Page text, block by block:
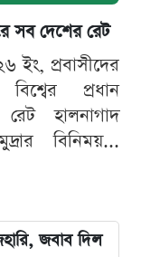
সব দেশের রেট
প্রবাসীদের
প্রধান
হালনাগাদ
বিনিময়...
জবাব দিল